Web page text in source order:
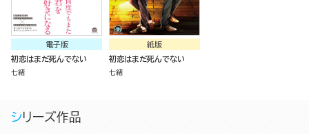
電子版
初恋はまだ死んでない
七緒
紙版
初恋はまだ死んでない
七緒
シリーズ作品